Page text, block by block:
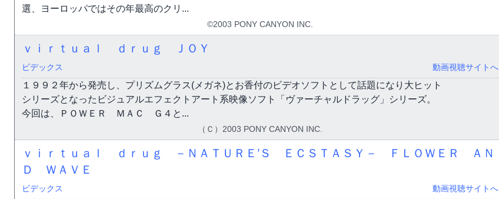
選、ヨーロッパではその年最高のクリ...
©2003 PONY CANYON INC.
ｖｉｒｔｕａｌ ｄｒｕｇ ＪＯＹ
ビデックス 動画視聴サイトへ
１９９２年から発売し、プリズムグラス(メガネ)とお香付のビデオソフトとして話題になり大ヒット
シリーズとなったビジュアルエフェクトアート系映像ソフト「ヴァーチャルドラッグ」シリーズ。
今回は、ＰＯＷＥＲ ＭＡＣ Ｇ４と...
（Ｃ）2003 PONY CANYON INC.
ｖｉｒｔｕａｌ ｄｒｕｇ －ＮＡＴＵＲＥ’Ｓ ＥＣＳＴＡＳＹ－ ＦＬＯＷＥＲ ＡＮ
Ｄ ＷＡＶＥ
ビデックス 動画視聴サイトへ